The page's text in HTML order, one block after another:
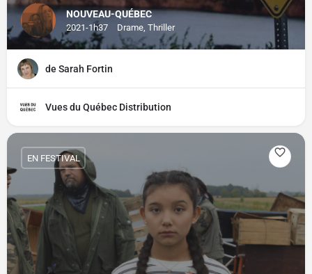
NOUVEAU-QUÉBEC
2021-1h37 Drame, Thriller
de Sarah Fortin
Vues du Québec Distribution
EN FESTIVAL